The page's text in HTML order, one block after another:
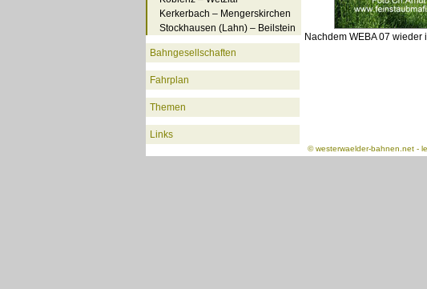
Kerkerbach – Mengerskirchen
Stockhausen (Lahn) – Beilstein
Bahngesellschaften
Fahrplan
Themen
Links
Nachdem WEBA 07
©westerwaelder-bahnen.net -